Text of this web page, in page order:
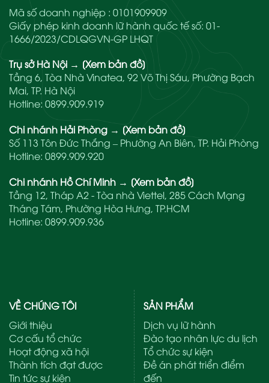
Mã số doanh nghiệp : 0101909909
Giấy phép kinh doanh lữ hành quốc tế số: 01-
1666/2023/CDLQGVN-GP LHQT
Trụ sở Hà Nội → [Xem bản đồ]
Tầng 6, Tòa Nhà Vinatea, 92 Võ Thị Sáu, Phường Bạch
Mai, TP. Hà Nội
Hotline: 0899.909.919
Chi nhánh Hải Phòng → [Xem bản đồ]
Số 113 Tôn Đức Thắng – Phường An Biên, TP. Hải Phòng
Hotline: 0899.909.920
Chi nhánh Hồ Chí Minh → [Xem bản đồ]
Tầng 12, Tháp A2 - Tòa nhà Viettel, 285 Cách Mạng
Tháng Tám, Phường Hòa Hưng, TP.HCM
Hotline: 0899.909.936
VỀ CHÚNG TÔI
Giới thiệu
Cơ cấu tổ chức
Hoạt động xã hội
Thành tích đạt được
Tin tức sự kiện
SẢN PHẨM
Dịch vụ lữ hành
Đào tạo nhân lực du lịch
Tổ chức sự kiện
Đề án phát triển điểm
đến